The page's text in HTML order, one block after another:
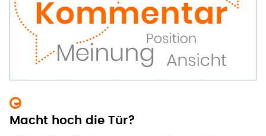
Macht hoch die Tür?